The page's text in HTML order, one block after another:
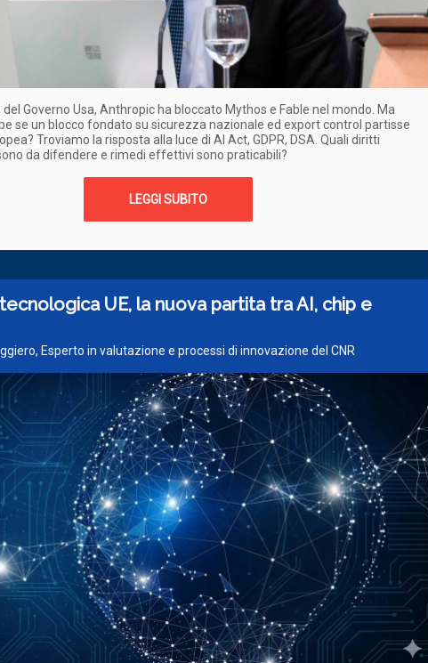
del Governo Usa, Anthropic ha bloccato Mythos e Fable nel mondo. Ma
se un blocco fondato su sicurezza nazionale ed export control partisse
Troviamo la risposta alla luce di AI Act, GDPR, DSA. Quali diritti
da difendere e rimedi effettivi sono praticabili?
LEGGI SUBITO
UE, la nuova partita tra AI, chip e
Esperto in valutazione e processi di innovazione del CNR